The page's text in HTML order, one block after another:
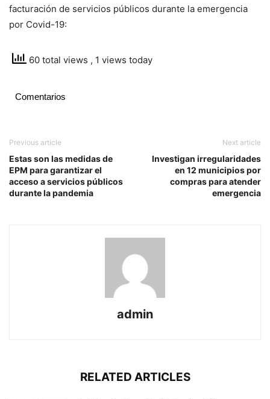
facturación de servicios públicos durante la emergencia
por Covid-19:
60 total views , 1 views today
Comentarios
Previous article
Estas son las medidas de
EPM para garantizar el
acceso a servicios públicos
durante la pandemia
Next article
Investigan irregularidades
en 12 municipios por
compras para atender
emergencia
admin
RELATED ARTICLES